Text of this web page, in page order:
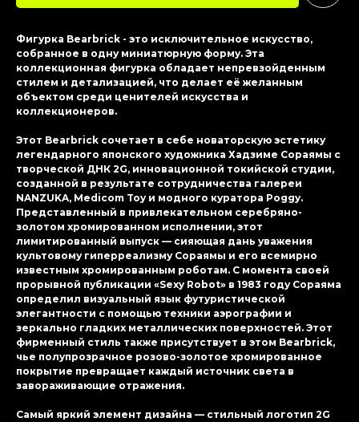
Фигурка Bearbrick - это исключительное искусство,
собранное в одну миниатюрную форму. Эта
коллекционная фигурка обладает непревзойденным
стилем и детализацией, что делает её желанным
объектом среди ценителей искусства и
коллекционеров.
Этот Bearbrick сочетает в себе новаторскую эстетику
легендарного японского художника Хадзиме Сораямы с
творческой ДНК 2G, инновационной токийской студии,
созданной в результате сотрудничества галереи
NANZUKA, Medicom Toy и модного куратора Poggy.
Представленный в привлекательном серебряно-
золотом хромированном исполнении, этот
лимитированный выпуск — сияющая дань уважения
культовому гиперреализму Сораямы и его всемирно
известным хромированным роботам. С момента своей
прорывной публикации «Sexy Robot» в 1983 году Сораяма
определил визуальный язык футуристической
элегантности с помощью техники аэрографии и
зеркально гладких металлических поверхностей. Этот
фирменный стиль также присутствует в этом Bearbrick,
чье полупрозрачное розово-золотое хромированное
покрытие превращает каждый источник света в
завораживающие отражения.
Самый яркий элемент дизайна — стильный логотип 2G